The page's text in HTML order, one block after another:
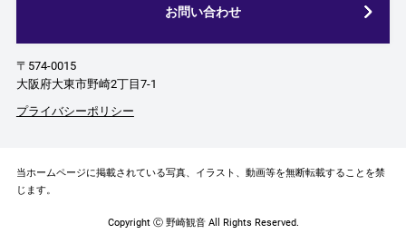
お問い合わせ
〒574-0015
大阪府大東市野崎2丁目7-1
プライバシーポリシー
当ホームページに掲載されている写真、イラスト、動画等を無断転載することを禁
じます。
Copyright Ⓒ 野崎観音 All Rights Reserved.